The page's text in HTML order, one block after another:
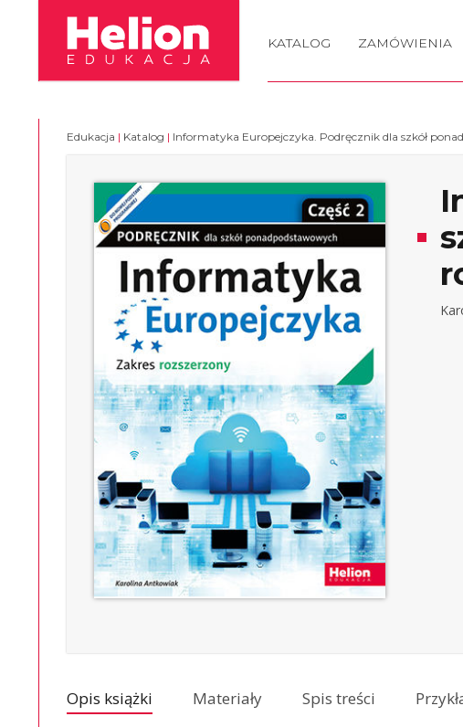
KATALOG ZAMÓWIENIA
Edukacja | Katalog | Informatyka Europejczyka. Podręcznik dla szkół
Opis książki Materiały Spis treści